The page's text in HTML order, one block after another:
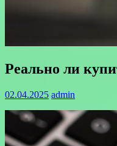
Реально ли
02.04.2025 admin